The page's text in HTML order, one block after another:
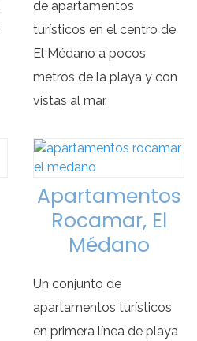
de apartamentos
turísticos en el centro de
El Médano a pocos
metros de la playa y con
vistas al mar.
Apartamentos
Rocamar, El
Médano
Un conjunto de
apartamentos turísticos
en primera línea de playa